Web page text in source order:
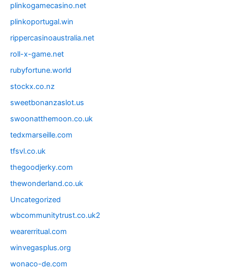
plinkogamecasino.net
plinkoportugal.win
rippercasinoaustralia.net
roll-x-game.net
rubyfortune.world
stockx.co.nz
sweetbonanzaslot.us
swoonatthemoon.co.uk
tedxmarseille.com
tfsvl.co.uk
thegoodjerky.com
thewonderland.co.uk
Uncategorized
wbcommunitytrust.co.uk2
wearerritual.com
winvegasplus.org
wonaco-de.com